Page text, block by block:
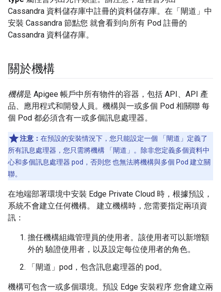
Cassandra 資料儲存庫中註冊的資料儲存庫。在「閘道」中
安裝 Cassandra 節點您 就會看到向所有 Pod 註冊的
Cassandra 資料儲存庫。
關於機構
機構是 Apigee 帳戶中所有物件的容器，包括 API、API 產
品、應用程式和開發人員。機構與一或多個 Pod 相關聯 每
個 Pod 都必須含有一或多個訊息處理器。
注意： 在預設的安裝情況下，您只能設定一個 「閘道」定義了
所有訊息處理器，您只需將機構 「閘道」。除非您定義多個資料中
心和多個訊息處理器 pod，否則您 也無法將機構與多個 Pod 建立關
聯。
在地端部署環境中安裝 Edge Private Cloud 時，根據預設，
系統不會建立任何機構。 建立機構時，您需要指定兩項資
訊：
擔任機構組織管理員的使用者。該使用者可以新增額
外的 驗證使用者，以及設定每位使用者的角色。
「閘道」pod，包含訊息處理器的 pod。
機構可包含一或多個環境。預設 Edge 安裝程序 您會建立兩